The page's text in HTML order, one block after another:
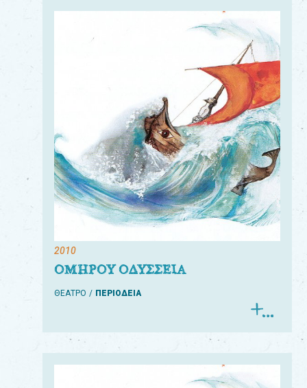
2010
ΟΜΗΡΟΥ ΟΔΥΣΣΕΙΑ
ΘΕΑΤΡΟ ΠΕΡΙΟΔΕΙΑ